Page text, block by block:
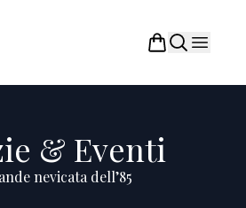
& Eventi
nevicata dell’85